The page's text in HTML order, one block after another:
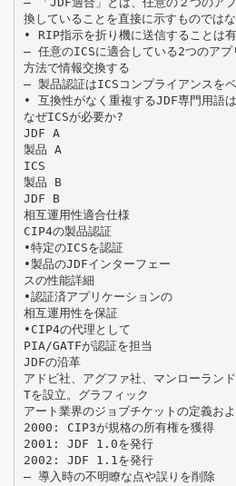
換していることを直接に示すものでは
• RIP指示を折り機に送信することは
– 任意のICSに適合している2つのアプ
方法で情報交換する
– 製品認証はICSコンプライアンスを
• 互換性がなく重複するJDF専門用語
なぜICSが必要か?
JDF A
製品 A
ICS
製品 B
JDF B
相互運用性適合仕様
CIP4の製品認証
•特定のICSを認証
•製品のJDFインターフェー
スの性能詳細
•認証済アプリケーションの
相互運用性を保証
•CIP4の代理として
PIA/GATFが認証を担当
JDFの沿革
アドビ社、アグファ社、マンローラン
Tを設立。グラフィック
アート業界のジョブチケットの定義お
2000: CIP3が規格の所有権を獲得
2001: JDF 1.0を発行
2002: JDF 1.1を発行
– 導入時の不明瞭な点や誤りを削除